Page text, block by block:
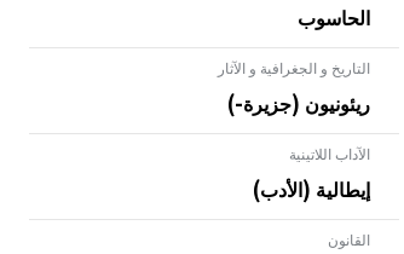
الحاسوب
التاريخ و الجغرافية و الآثار
ريئونيون (جزيرة-)
الآداب اللاتينية
إيطالية (الأدب)
القانون- هل تعلم أن الأبلق نوع من الفنون